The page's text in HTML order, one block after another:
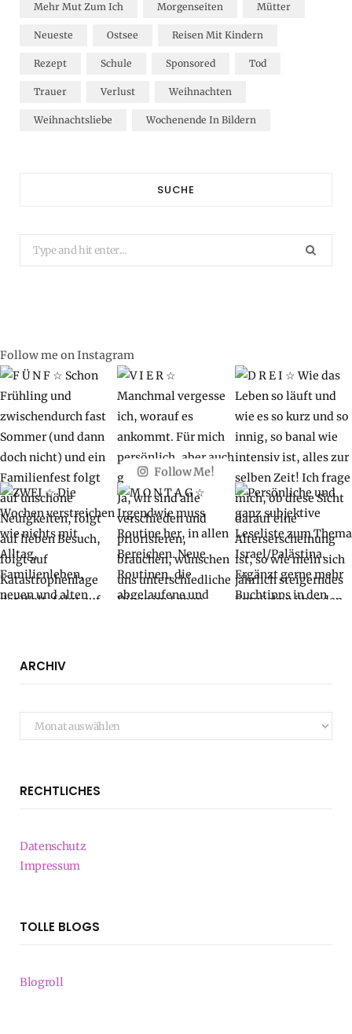
Mehr Mut Zum Ich Morgenseiten Mütter
Neueste Ostsee Reisen Mit Kindern
Rezept Schule Sponsored Tod
Trauer Verlust Weihnachten
Weihnachtsliebe Wochenende In Bildern
SUCHE
Search
for:
Follow me on Instagram
Follow Me!
ARCHIV
Archiv
RECHTLICHES
Datenschutz
Impressum
TOLLE BLOGS
Blogroll